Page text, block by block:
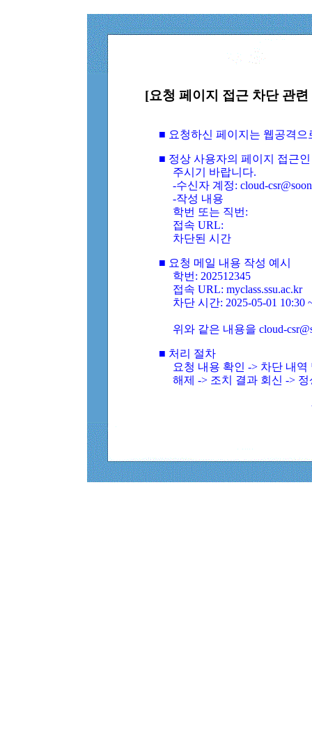
[요청 페이지 접근 차단 관
■ 요청하신 페이지는 웹공격
■ 정상 사용자의 페이지 접근
주시기 바랍니다.
-수신자 계정: cloud-
-작성 내용
학번 또는 직번:
접속 URL:
차단된 시간
■ 요청 메일 내용 작성 예시
학번: 202512345
접속 URL: myclass.ssu.ac.kr
차단 시간: 2025-05-01 10:30
위와 같은 내용을 cloud-
■ 처리 절차
요청 내용 확인 -> 차단 내
해제 -> 조치 결과 회신 ->